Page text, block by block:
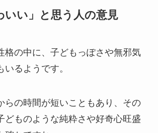
いい」と思う人の意見
格の中に、子どもっぽさや無邪気
いるようです。
らの時間が短いこともあり、その
どものような純粋さや好奇心旺盛